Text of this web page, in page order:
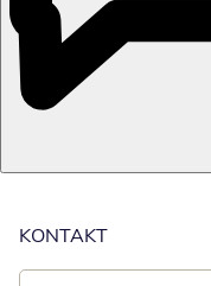
KONTAKT